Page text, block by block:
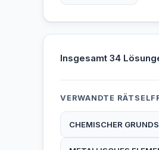
Insgesamt 34
VERWANDTE
CHEMISCHER